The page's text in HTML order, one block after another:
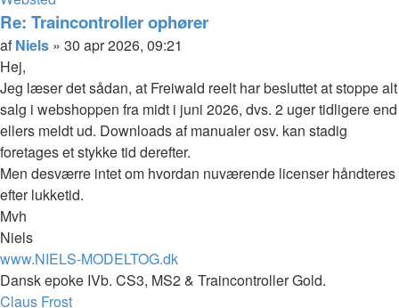
Niels
Re: Traincontroller ophører
Citer
Indlæg
afNiels » 30 apr 2026, 09:21
Hej,
Jeg læser det sådan, at Freiwald reelt har besluttet at stoppe alt
salg i webshoppen fra midt i juni 2026, dvs. 2 uger tidligere end
ellers meldt ud. Downloads af manualer osv. kan stadig
foretages et stykke tid derefter.
Men desværre intet om hvordan nuværende licenser håndteres
efter lukketid.
Mvh
Niels
www.NIELS-MODELTOG.dk
Dansk epoke IVb. CS3, MS2 & Traincontroller Gold.
Top
Claus Frost